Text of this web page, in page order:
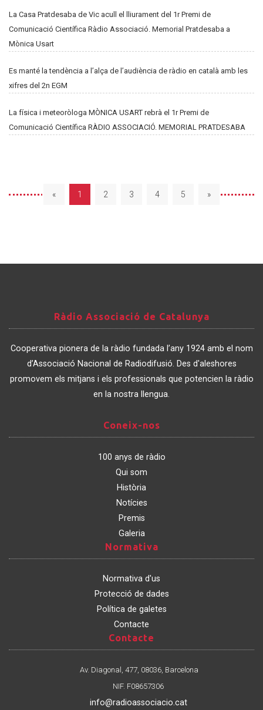
La Casa Pratdesaba de Vic acull el lliurament del 1r Premi de
Comunicació Científica Ràdio Associació. Memorial Pratdesaba a
Mònica Usart
Es manté la tendència a l’alça de l’audiència de ràdio en català amb les
xifres del 2n EGM
La física i meteoròloga MÒNICA USART rebrà el 1r Premi de
Comunicació Científica RÀDIO ASSOCIACIÓ. MEMORIAL PRATDESABA
« 1 2 3 4 5 »
Associació
de
Catalunya
Ràdio Associació de Catalunya
Cooperativa pionera de la ràdio fundada l’any 1924 amb el nom
d’Associació Nacional de Radiodifusió. Des d'aleshores
promovem els mitjans i els professionals que potencien la ràdio
en la nostra llengua.
nos
Coneix-nos
100 anys de ràdio
Qui som
Història
Notícies
Premis
Galeria
Normativa
Normativa d'us
Protecció de dades
Política de galetes
Contacte
Contacte
Av. Diagonal, 477, 08036, Barcelona
NIF. F08657306
info@radioassociacio.cat